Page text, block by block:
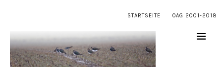
STARTSEITE OAG 2001-2018